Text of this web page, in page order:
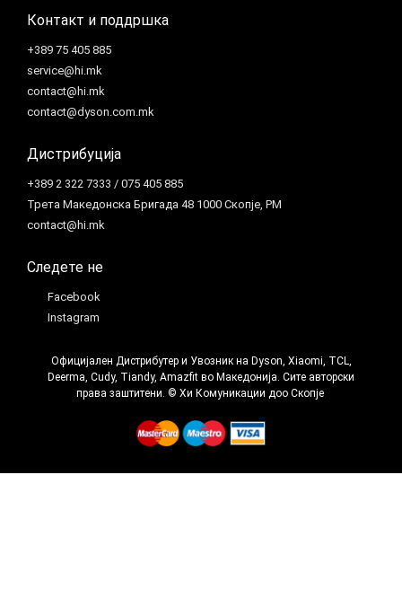
Контакт и поддршка
+389 75 405 885
service@hi.mk
contact@hi.mk
contact@dyson.com.mk
Дистрибуција
+389 2 322 7333 / 075 405 885
Трета Македонска Бригада 48 1000 Скопје, РМ
contact@hi.mk
Следете не
Facebook
Instagram
Официјален Дистрибутер и Увозник на Dyson, Xiaomi, TCL,
Deerma, Cudy, Tiandy, Amazfit во Македонија. Сите авторски
права заштитени. © Хи Комуникации доо Скопје